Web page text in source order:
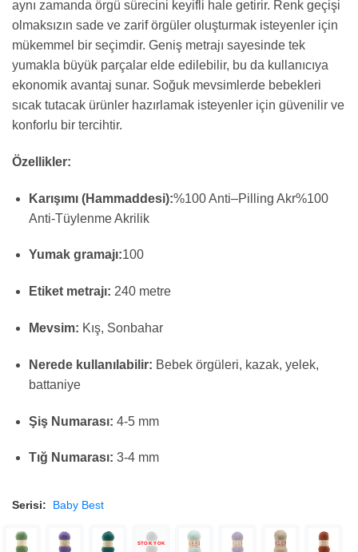
aynı zamanda örgü sürecini keyifli hale getirir. Renk geçişi
olmaksızın sade ve zarif örgüler oluşturmak isteyenler için
mükemmel bir seçimdir. Geniş metrajı sayesinde tek
yumakla büyük parçalar elde edilebilir, bu da kullanıcıya
ekonomik avantaj sunar. Soğuk mevsimlerde bebekleri
sıcak tutacak ürünler hazırlamak isteyenler için güvenilir ve
konforlu bir tercihtir.
Özellikler:
Karışımı (Hammaddesi):%100Anti–Pilling Akr%100
Anti-Tüylenme Akrilik
Yumak gramajı:100
Etiket metrajı: 240 metre
Mevsim: Kış, Sonbahar
Nerede kullanılabilir: Bebek örgüleri, kazak, yelek,
battaniye
Şiş Numarası: 4-5 mm
Tığ Numarası: 3-4 mm
Serisi: Baby Best
STOK YOK